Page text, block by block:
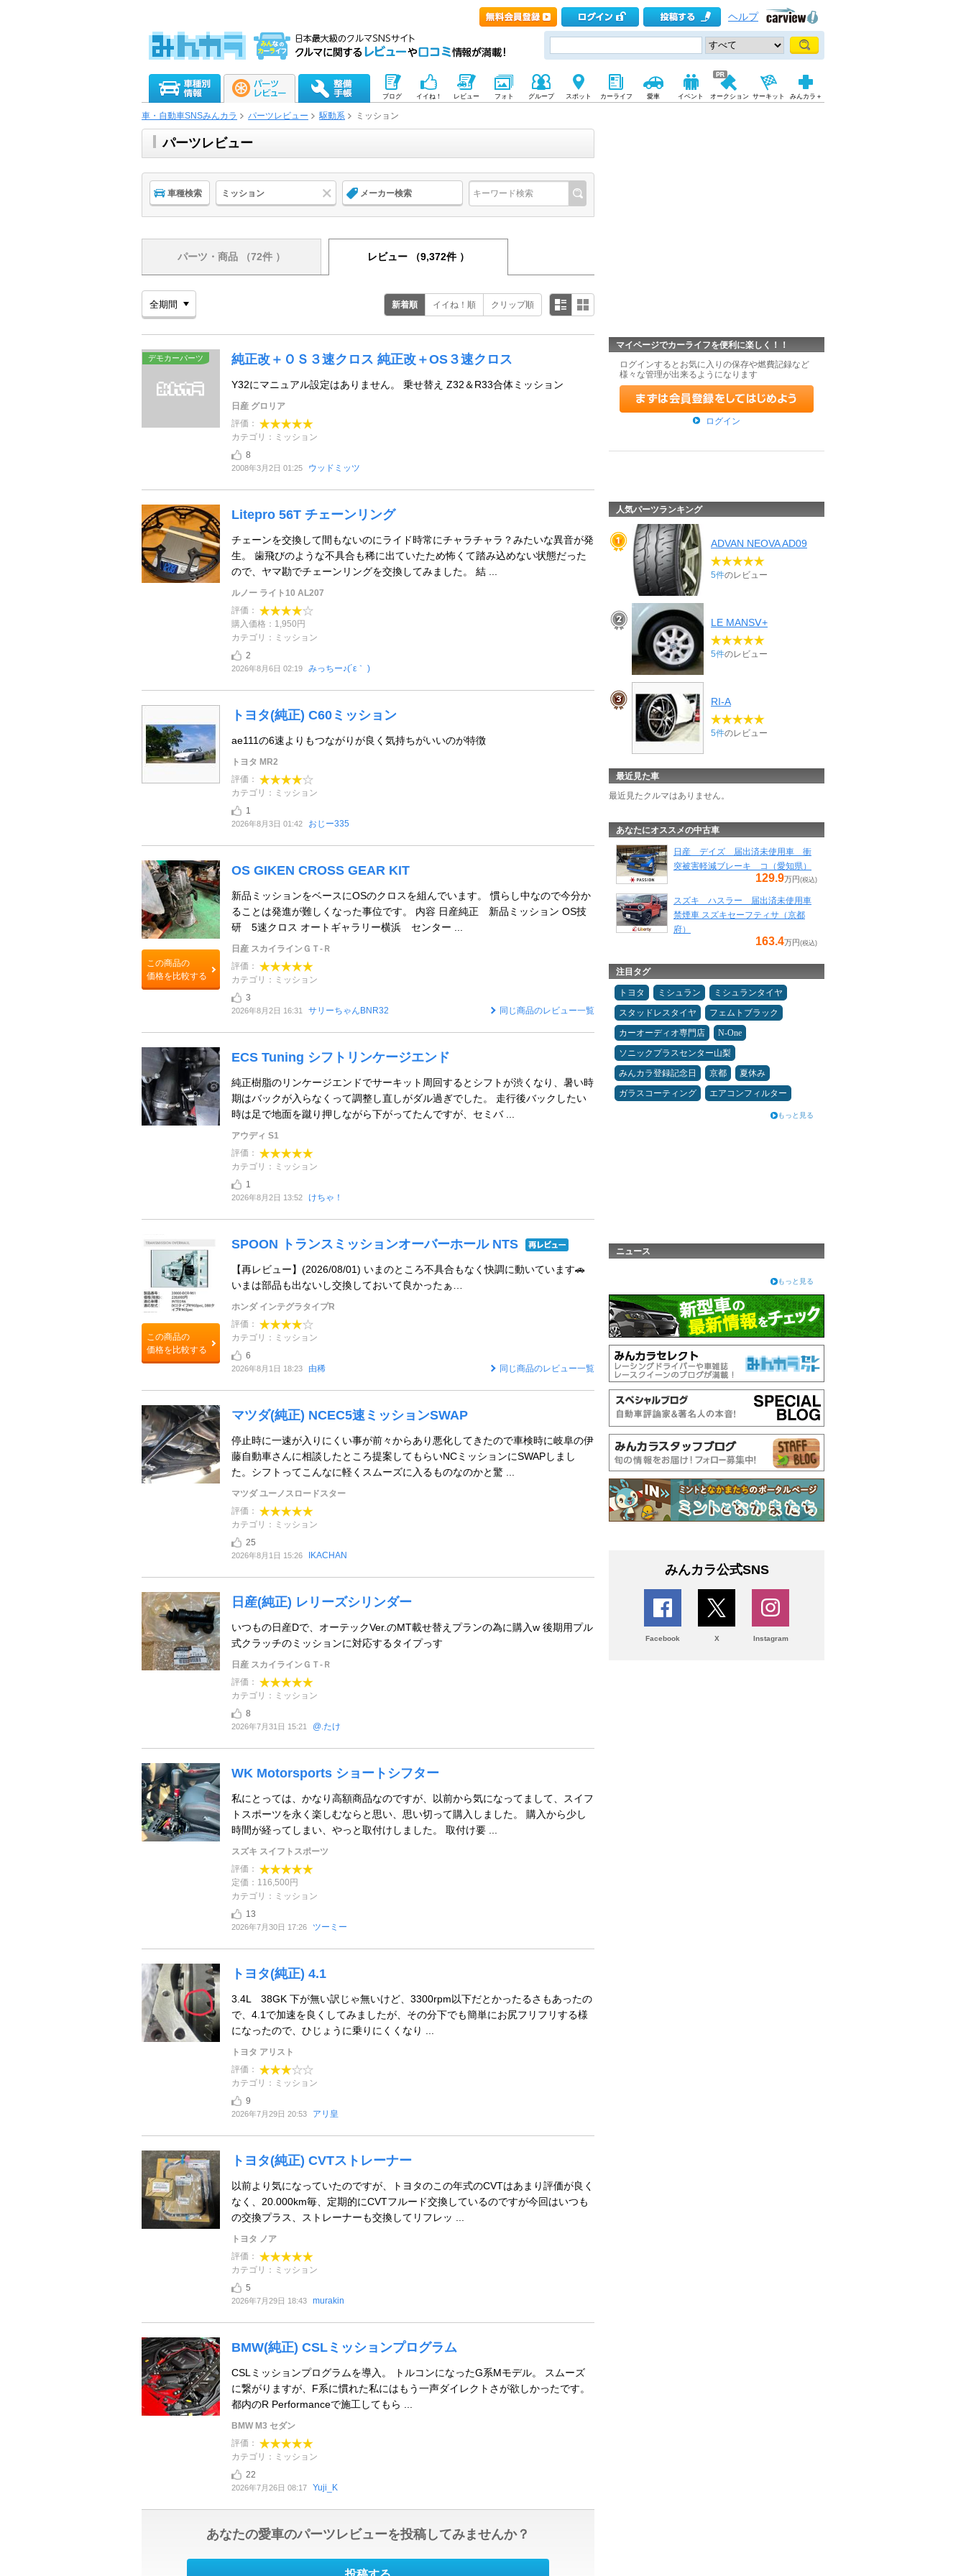
ヘルプ
ブログ イイね！ レビュー フォト グループ スポット カーライフ 愛車 イベント オークション サーキット みんカラ＋
車・自動車SNSみんカラ パーツレビュー 駆動系 ミッション
パーツレビュー
車種検索 ミッション メーカー検索
パーツ・商品 （72件 ） レビュー （9,372件 ）
新着順 イイね！順 クリップ順
デモカーパーツ 純正改＋ＯＳ３速クロス 純正改＋OS３速クロス
Y32にマニュアル設定はありません。 乗せ替え Z32＆R33合体ミッション
日産 グロリア
評価：
カテゴリ：ミッション
8
2008年3月2日 01:25 ウッドミッツ
Litepro 56T チェーンリング
チェーンを交換して間もないのにライド時常にチャラチャラ？みたいな異音が発
生。 歯飛びのような不具合も稀に出ていたため怖くて踏み込めない状態だった
ので、ヤマ勘でチェーンリングを交換してみました。 結 ...
ルノー ライト10 AL207
評価：
購入価格：1,950円
カテゴリ：ミッション
2
2026年8月6日 02:19 みっちー♪(´ε｀ )
トヨタ(純正) C60ミッション
ae111の6速よりもつながりが良く気持ちがいいのが特徴
トヨタ MR2
評価：
カテゴリ：ミッション
1
2026年8月3日 01:42 おじー335
この商品の
価格を比較する
OS GIKEN CROSS GEAR KIT
新品ミッションをベースにOSのクロスを組んでいます。 慣らし中なので今分か
ることは発進が難しくなった事位です。 内容 日産純正 新品ミッション OS技
研 5速クロス オートギャラリー横浜 センター ...
日産 スカイラインＧＴ‐Ｒ
評価：
カテゴリ：ミッション
3
2026年8月2日 16:31 サリーちゃんBNR32 同じ商品のレビュー一覧
ECS Tuning シフトリンケージエンド
純正樹脂のリンケージエンドでサーキット周回するとシフトが渋くなり、暑い時
期はバックが入らなくって調整し直しがダル過ぎでした。 走行後バックしたい
時は足で地面を蹴り押しながら下がってたんですが、セミバ ...
アウディ S1
評価：
カテゴリ：ミッション
1
2026年8月2日 13:52 けちゃ！
この商品の
価格を比較する
SPOON トランスミッションオーバーホール NTS
【再レビュー】(2026/08/01) いまのところ不具合もなく快調に動いています🚗
いまは部品も出ないし交換しておいて良かったぁ…
ホンダ インテグラタイプR
評価：
カテゴリ：ミッション
6
2026年8月1日 18:23 由稀 同じ商品のレビュー一覧
マツダ(純正) NCEC5速ミッションSWAP
停止時に一速が入りにくい事が前々からあり悪化してきたので車検時に岐阜の伊
藤自動車さんに相談したところ提案してもらいNCミッションにSWAPしまし
た。シフトってこんなに軽くスムーズに入るものなのかと驚 ...
マツダ ユーノスロードスター
評価：
カテゴリ：ミッション
25
2026年8月1日 15:26 IKACHAN
日産(純正) レリーズシリンダー
いつもの日産Dで、オーテックVer.のMT載せ替えプランの為に購入w 後期用プル
式クラッチのミッションに対応するタイプっす
日産 スカイラインＧＴ‐Ｒ
評価：
カテゴリ：ミッション
8
2026年7月31日 15:21 @.たけ
WK Motorsports ショートシフター
私にとっては、かなり高額商品なのですが、以前から気になってまして、スイフ
トスポーツを永く楽しむならと思い、思い切って購入しました。 購入から少し
時間が経ってしまい、やっと取付けしました。 取付け要 ...
スズキ スイフトスポーツ
評価：
定価：116,500円
カテゴリ：ミッション
13
2026年7月30日 17:26 ツーミー
トヨタ(純正) 4.1
3.4L 38GK 下が無い訳じゃ無いけど、3300rpm以下だとかったるさもあったの
で、4.1で加速を良くしてみましたが、その分下でも簡単にお尻フリフリする様
になったので、ひじょうに乗りにくくなり ...
トヨタ アリスト
評価：
カテゴリ：ミッション
9
2026年7月29日 20:53 アリ皇
トヨタ(純正) CVTストレーナー
以前より気になっていたのですが、トヨタのこの年式のCVTはあまり評価が良く
なく、20.000km毎、定期的にCVTフルード交換しているのですが今回はいつも
の交換プラス、ストレーナーも交換してリフレッ ...
トヨタ ノア
評価：
カテゴリ：ミッション
5
2026年7月29日 18:43 murakin
BMW(純正) CSLミッションプログラム
CSLミッションプログラムを導入。 トルコンになったG系Mモデル。 スムーズ
に繋がりますが、F系に慣れた私にはもう一声ダイレクトさが欲しかったです。
都内のR Performanceで施工してもら ...
BMW M3 セダン
評価：
カテゴリ：ミッション
22
2026年7月26日 08:17 Yuji_K
あなたの愛車のパーツレビューを投稿してみませんか？
マイページでカーライフを便利に楽しく！！
ログインするとお気に入りの保存や燃費記録など
様々な管理が出来るようになります
ログイン
人気パーツランキング
ADVAN NEOVA AD09
5件のレビュー
LE MANSⅤ+
5件のレビュー
RI-A
5件のレビュー
最近見た車
最近見たクルマはありません。
あなたにオススメの中古車
日産 デイズ 届出済未使用車 衝
突被害軽減ブレーキ コ（愛知県）
129.9万円(税込)
スズキ ハスラー 届出済未使用車
禁煙車 スズキセーフティサ（京都
府）
163.4万円(税込)
注目タグ
トヨタ ミシュラン
ミシュランタイヤ
スタッドレスタイヤ
フェムトブラック
カーオーディオ専門店
N-One
ソニックプラスセンター山梨
みんカラ登録記念日
京都
夏休み
ガラスコーティング
エアコンフィルター
もっと見る
ニュース
もっと見る
みんカラ公式SNS
Facebook X Instagram